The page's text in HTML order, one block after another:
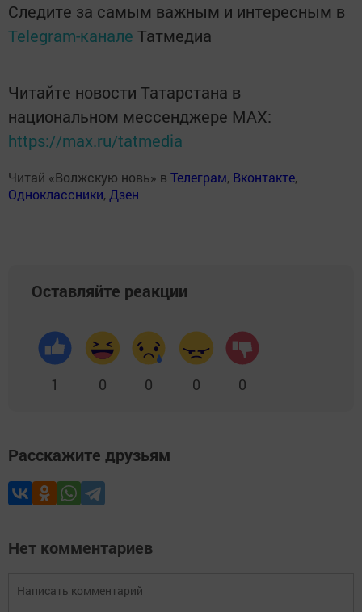
Следите за самым важным и интересным в
Telegram-канале Татмедиа
Читайте новости Татарстана в
национальном мессенджере MАХ:
https://max.ru/tatmedia
Читай «Волжскую новь» в Телеграм, Вконтакте,
Одноклассники, Дзен
Оставляйте реакции
1 0 0 0 0
Расскажите друзьям
Нет комментариев